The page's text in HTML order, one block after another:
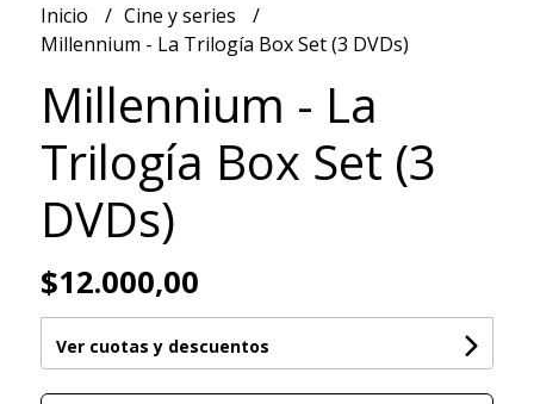
Inicio
Cine y series
Millennium - La Trilogía Box Set (3 DVDs)
Millennium - La
Trilogía Box Set (3
DVDs)
$12.000,00
Ver cuotas y descuentos